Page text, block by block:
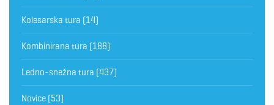
Kolesarska tura (14)
Kombinirana tura (188)
Ledno-snežna tura (437)
Novice (53)